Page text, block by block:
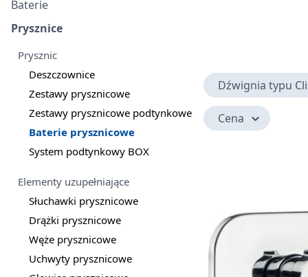
Baterie
Prysznice
Prysznic
Deszczownice
Zestawy prysznicowe
Zestawy prysznicowe podtynkowe
Baterie prysznicowe
System podtynkowy BOX
Elementy uzupełniające
Słuchawki prysznicowe
Drążki prysznicowe
Węże prysznicowe
Uchwyty prysznicowe
Dźwignia typu
Cena